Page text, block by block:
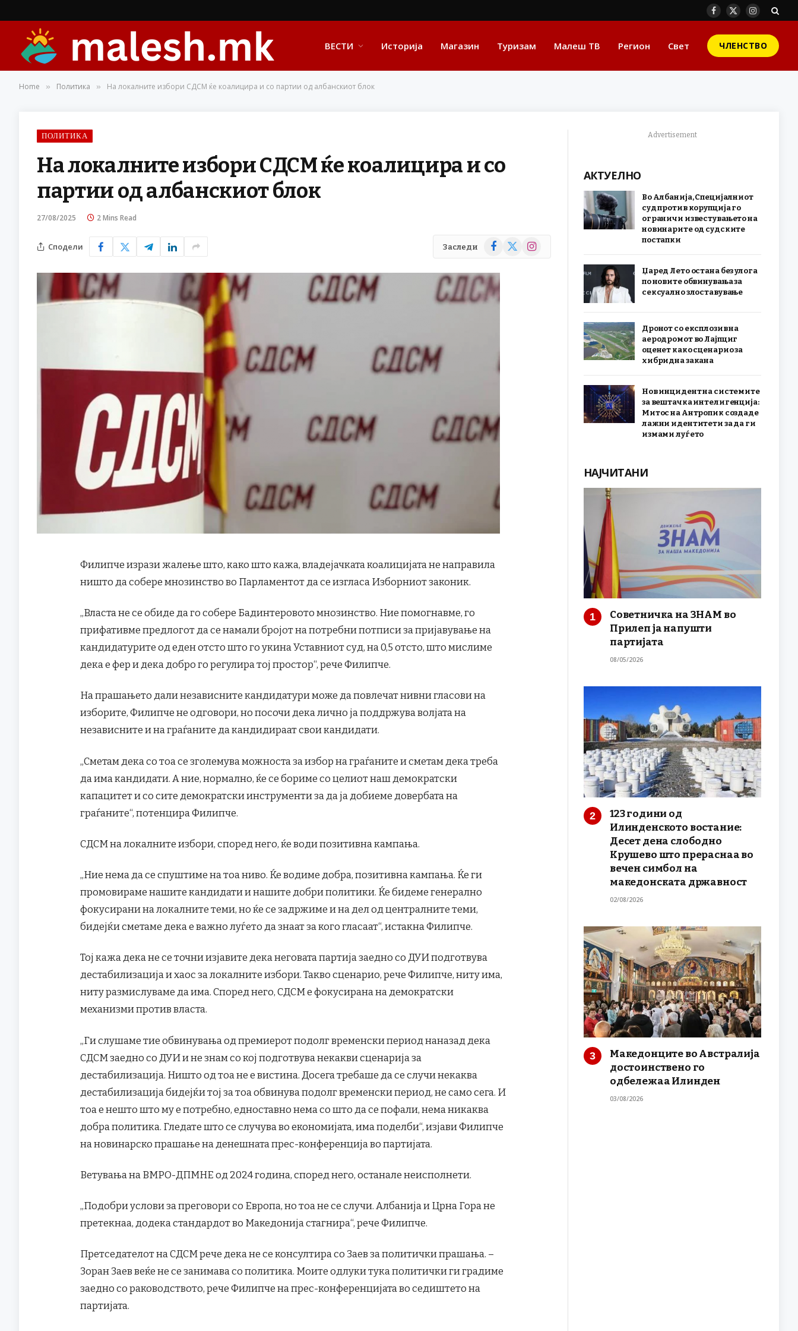
Facebook
X
Instagram
ВЕСТИ Историја Магазин Туризам Малеш ТВ Регион Свет ЧЛЕНСТВО
Home » Политика » На локалните избори СДСМ ќе коалицира и со партии од албанскиот блок
ПОЛИТИКА
На локалните избори СДСМ ќе коалицира и со
партии од албанскиот блок
27/08/2025 2 Mins Read
Сподели Заследи Facebook
X
Instagram
Филипче изрази жалење што, како што кажа, владејачката коалицијата не направила
ништо да собере мнозинство во Парламентот да се изгласа Изборниот законик.
„Власта не се обиде да го собере Бадинтеровото мнозинство. Ние помогнавме, го
прифативме предлогот да се намали бројот на потребни потписи за пријавување на
кандидатурите од еден отсто што го укина Уставниот суд, на 0,5 отсто, што мислиме
дека е фер и дека добро го регулира тој простор“, рече Филипче.
На прашањето дали независните кандидатури може да повлечат нивни гласови на
изборите, Филипче не одговори, но посочи дека лично ја поддржува волјата на
независните и на граѓаните да кандидираат свои кандидати.
„Сметам дека со тоа се зголемува можноста за избор на граѓаните и сметам дека треба
да има кандидати. А ние, нормално, ќе се бориме со целиот наш демократски
капацитет и со сите демократски инструменти за да ја добиеме довербата на
граѓаните“, потенцира Филипче.
СДСМ на локалните избори, според него, ќе води позитивна кампања.
„Ние нема да се спуштиме на тоа ниво. Ќе водиме добра, позитивна кампања. Ќе ги
промовираме нашите кандидати и нашите добри политики. Ќе бидеме генерално
фокусирани на локалните теми, но ќе се задржиме и на дел од централните теми,
бидејќи сметаме дека е важно луѓето да знаат за кого гласаат“, истакна Филипче.
Тој кажа дека не се точни изјавите дека неговата партија заедно со ДУИ подготвува
дестабилизација и хаос за локалните избори. Такво сценарио, рече Филипче, ниту има,
ниту размислуваме да има. Според него, СДСМ е фокусирана на демократски
механизми против власта.
„Ги слушаме тие обвинувања од премиерот подолг временски период наназад дека
СДСМ заедно со ДУИ и не знам со кој подготвува некакви сценарија за
дестабилизација. Ништо од тоа не е вистина. Досега требаше да се случи некаква
дестабилизација бидејќи тој за тоа обвинува подолг временски период, не само сега. И
тоа е нешто што му е потребно, едноставно нема со што да се пофали, нема никаква
добра политика. Гледате што се случува во економијата, има поделби“, изјави Филипче
на новинарско прашање на денешната прес-конференција во партијата.
Ветувања на ВМРО-ДПМНЕ од 2024 година, според него, останале неисполнети.
„Подобри услови за преговори со Европа, но тоа не се случи. Албанија и Црна Гора не
претекнаа, додека стандардот во Македонија стагнира“, рече Филипче.
Претседателот на СДСМ рече дека не се консултира со Заев за политички прашања. –
Зоран Заев веќе не се занимава со политика. Моите одлуки тука политички ги градиме
заедно со раководството, рече Филипче на прес-конференцијата во седиштето на
партијата.
Advertisement
АКТУЕЛНО
Во Албанија, Специјалниот
суд против корупција го
ограничи известувањето на
новинарите од судските
постапки
Џаред Лето остана без улога
по новите обвинувања за
сексуално злоставување
Дронот со експлозив на
аеродромот во Лајпциг
оценет како сценарио за
хибридна закана
Нов инцидент на системите
за вештачка интелигенција:
Митос на Антропик создаде
лажни идентитети за да ги
измами луѓето
НАЈЧИТАНИ
Советничка на ЗНАМ во
Прилеп ја напушти
партијата
08/05/2026
123 години од
Илинденското востание:
Десет дена слободно
Крушево што прераснаа во
вечен симбол на
македонската државност
02/08/2026
Македонците во Австралија
достоинствено го
одбележаа Илинден
03/08/2026